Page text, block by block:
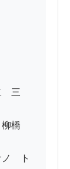
　三
柳橋
　ト